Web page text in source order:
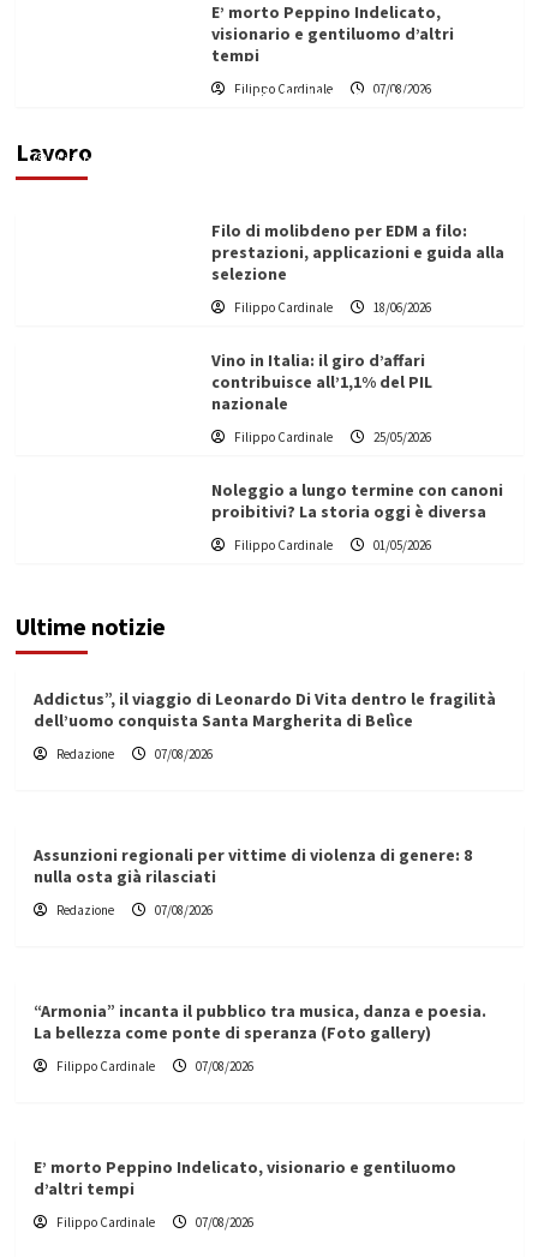
E’ morto Peppino Indelicato,
visionario e gentiluomo d’altri
tempi
Filippo Cardinale 07/08/2026
Lavoro
L’ingegnere saccense Buscarnera partner chiave
di un progetto transnazionale per la transizione
Filippo Cardinale
Filo di molibdeno per EDM a filo:
prestazioni, applicazioni e guida alla
selezione
Filippo Cardinale 18/06/2026
Vino in Italia: il giro d’affari
contribuisce all’1,1% del PIL
nazionale
Filippo Cardinale 25/05/2026
Noleggio a lungo termine con canoni
proibitivi? La storia oggi è diversa
Filippo Cardinale 01/05/2026
Ultime notizie
Addictus”, il viaggio di Leonardo Di Vita dentro le fragilità
dell’uomo conquista Santa Margherita di Belìce
Redazione 07/08/2026
Assunzioni regionali per vittime di violenza di genere: 8
nulla osta già rilasciati
Redazione 07/08/2026
“Armonia” incanta il pubblico tra musica, danza e poesia.
La bellezza come ponte di speranza (Foto gallery)
Filippo Cardinale 07/08/2026
E’ morto Peppino Indelicato, visionario e gentiluomo
d’altri tempi
Filippo Cardinale 07/08/2026